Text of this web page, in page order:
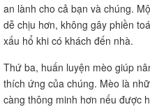
an lành cho cả bạn và chúng.
dễ chịu hơn, không gây phiền
xấu hổ khi có khách đến nhà.
Thứ ba, huấn luyện mèo giúp
thích ứng của chúng. Mèo là
càng thông minh hơn nếu được